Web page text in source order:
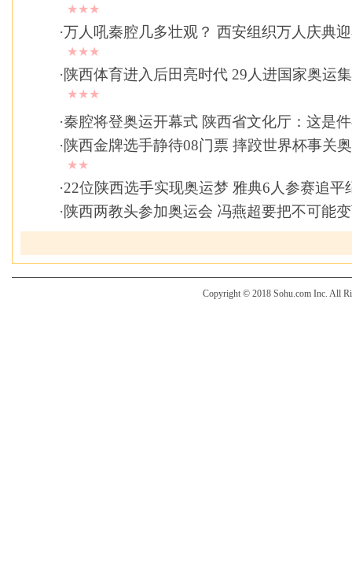
★★★
·万人吼秦腔几多壮观？ 西安组织万人庆典
★★★
·陕西体育进入后田亮时代 29人进国家奥运
★★★
·秦腔将登奥运开幕式 陕西省文化厅：这是
·陕西金牌选手静待08门票 摔跤世界杯事关
★★
·22位陕西选手实现奥运梦 雅典6人参赛追平
·陕西两教头参加奥运会 冯燕超要把不可能
Copyright © 2018 Sohu.com Inc. All